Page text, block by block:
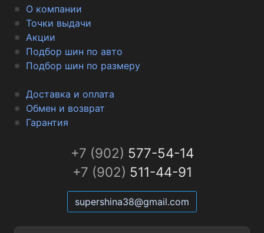
О компании
Точки выдачи
Акции
Подбор шин по авто
Подбор шин по размеру
Доставка и оплата
Обмен и возврат
Гарантия
+7 (902) 577-54-14
+7 (902) 511-44-91
supershina38@gmail.com